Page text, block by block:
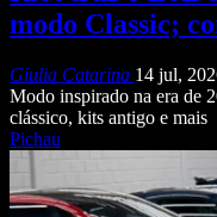
modo Classic;
Giulia Catarina 14 jul,
Modo inspirado na era de
clássico, kits antigo e mais
Pichau